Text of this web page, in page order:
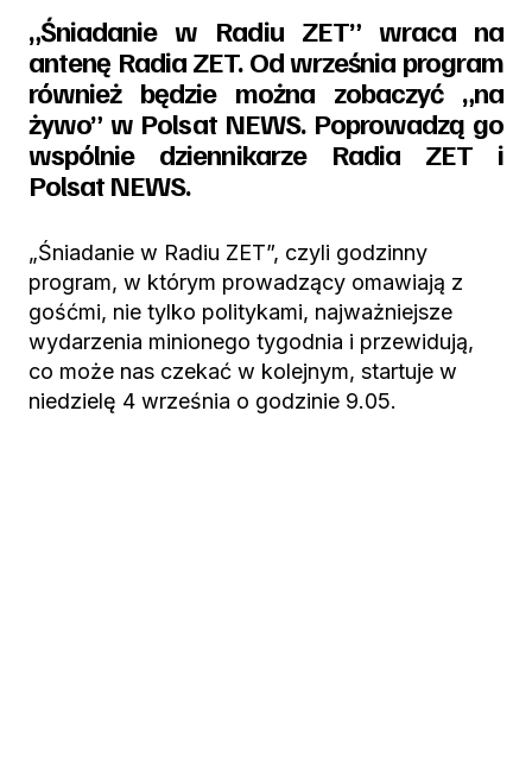
„Śniadanie w Radiu ZET” wraca na
antenę Radia ZET. Od września program
również będzie można zobaczyć „na
żywo” w Polsat NEWS. Poprowadzą go
wspólnie dziennikarze Radia ZET i
Polsat NEWS.
„Śniadanie w Radiu ZET”, czyli godzinny
program, w którym prowadzący omawiają z
gośćmi, nie tylko politykami, najważniejsze
wydarzenia minionego tygodnia i przewidują,
co może nas czekać w kolejnym, startuje w
niedzielę 4 września o godzinie 9.05.